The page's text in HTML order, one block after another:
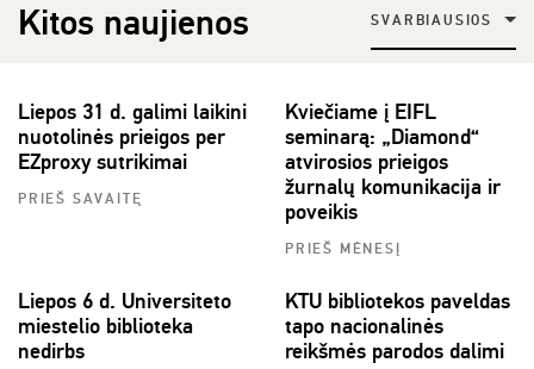
Kitos naujienos SVARBIAUSIOS
Liepos 31 d. galimi laikini
nuotolinės prieigos per
EZproxy sutrikimai
PRIEŠ SAVAITĘ
Kviečiame į EIFL
seminarą: „Diamond“
atvirosios prieigos
žurnalų komunikacija ir
poveikis
PRIEŠ MĖNESĮ
Liepos 6 d. Universiteto
miestelio biblioteka
nedirbs
KTU bibliotekos paveldas
tapo nacionalinės
reikšmės parodos dalimi